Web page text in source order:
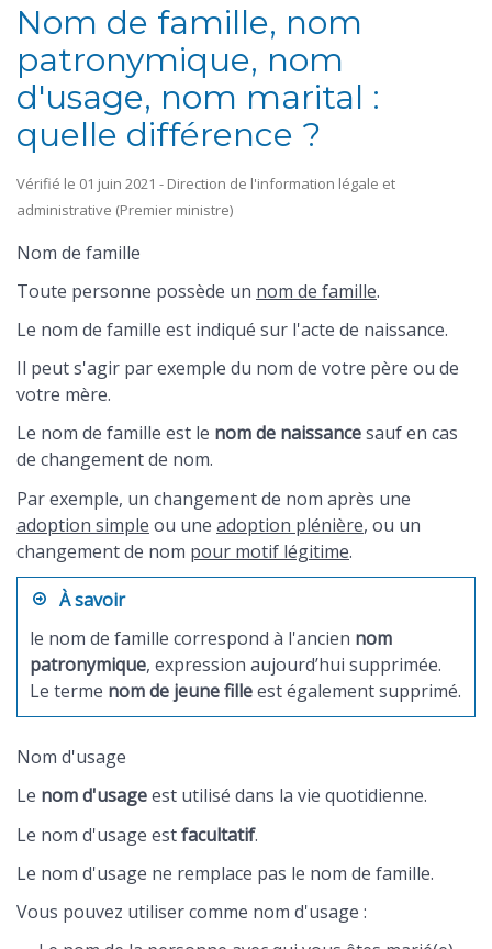
Nom de famille, nom
patronymique, nom
d'usage, nom marital :
quelle différence ?
Vérifié le 01 juin 2021 - Direction de l'information légale et
administrative (Premier ministre)
Nom de famille
Toute personne possède un nom de famille.
Le nom de famille est indiqué sur l'acte de naissance.
Il peut s'agir par exemple du nom de votre père ou de
votre mère.
Le nom de famille est le nom de naissancesauf en cas
de changement de nom.
Par exemple, un changement de nom après une
adoption simple ou une adoption plénière, ou un
changement de nom pour motif légitime.
À savoir
le nom de famille correspond à l'ancien nom
patronymique, expression aujourd’hui supprimée.
Le terme nom de jeune filleest également supprimé.
Nom d'usage
Le nom d'usageest utilisé dans la vie quotidienne.
Le nom d'usage estfacultatif.
Le nom d'usage ne remplace pas le nom de famille.
Vous pouvez utiliser comme nom d'usage :